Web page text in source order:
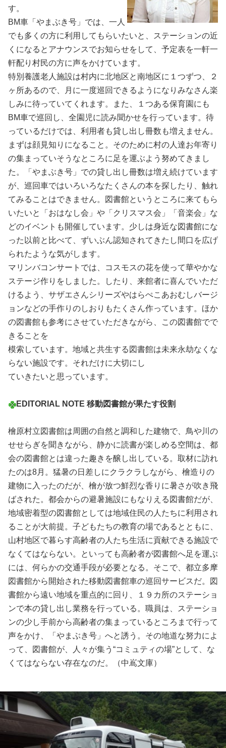
す。
BM車「やまぶき号」では、一人
でも多くの方に利用してもらいたいと、ステーションの近
くになるとアナウンスでお知らせをして、予定表を一軒一
軒配り村民の方に声をかけています。
特別養護老人施設は村内に北地区と南地区に１つずつ、２
ヶ所あるので、月に一度巡回できるようになりみなさん楽
しみに待っていてくれます。また、１つある保育園にも
BM車で巡回し、全園児に読み聞かせを行っています。待
っているだけでは、利用者も貸し出し冊数も増えません。
まずは顔見知りになること。そのために村の人達お年寄り
の集まっていそうなところに足を運ぶよう努めてきまし
た。「やまぶき号」での貸し出し冊数は増え続けています
が、巡回車ではいろいろなたくさんの本を探したり、触れ
てみることはできません。図書館というところに来てもら
いたいと「おはなし会」や「クリスマス会」「音楽会」な
どのイベントも開催しています。少しは身近な図書館にな
った以前と比べて、ずいぶん認知されてきたし間口を広げ
られたような気がします。
マリンバコンサートでは、コスモスの花を使って華やかな
ステージ作りをしました。したり、来館者に喜んでいただ
けるよう、サザエさんシリーズやはらぺこあおむしバージ
ョンなどの手作りのしおりもたくさん作っています。ほか
の図書館も参考にさせていただきながら、この図書館でで
きることを
模索しています。地域と共生する図書館は未来永劫なくな
らない施設です。それだけに大切にし
ていきたいと思っています。
EDITORIAL NOTE 移動図書館が果たす役割
檜原村立図書館は周囲の自然と調和した建物で、鳥や川の
せせらぎを聞きながら、静かに読書が楽しめる空間は、都
会の図書館とは違った趣きを醸し出している。取材に訪れ
たのは8月。猛暑の日差しにクラクラしながら、檜造りの
建物に入ったのだが、檜が放つ鮮烈な香りに暑さが吹き飛
ばされた。都会からの避暑施設にもなりえる図書館だが、
地域密着型の図書館としては地域住民の人たちに利用され
ることが大前提。子どもたちの教育の場であるとともに、
山村地区で暮らす高齢者の人たち生活に貢献できる施設で
なくてはならない。といっても高齢者が図書館へ足を運ぶ
には、何らかの交通手段が必要となる。そこで、都立多摩
図書館から開始された移動図書館車の巡回サービスだ。図
書館から遠い地域を重点的に回り、１９カ所のステーショ
ンで本の貸し出し業務を行っている。職員は、ステーショ
ンの少し手前から高齢者の集まっているところまで行って
声をかけ、「やまぶき号」へと誘う。その地道な努力によ
って、図書館が、人々が集う“コミュティの場”として、な
くてはならない存在なのだ。（中嶌文庫）